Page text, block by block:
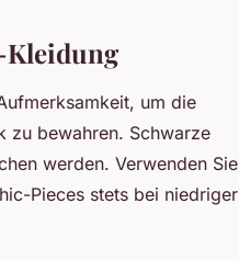
Kleidung
um die
zu bewahren. Schwarze
werden. Verwenden Sie
Pieces stets bei niedriger